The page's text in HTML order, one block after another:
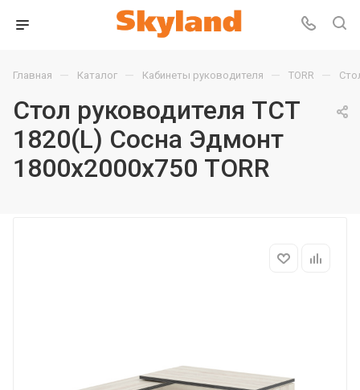
Главная — Каталог — Кабинеты руководителя — TORR —
Стол руководителя TCT
1820(L) Сосна Эдмонт
1800х2000х750 TORR